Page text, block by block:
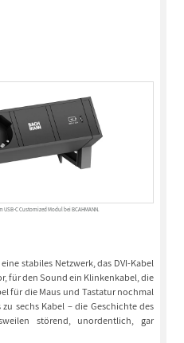
C Customized Modul bei BCAHMANN.
stabiles Netzwerk, das DVI-Kabel
für den Sound ein Klinkenkabel, die
für die Maus und Tastatur nochmal
sechs Kabel – die Geschichte des
störend, unordentlich, gar